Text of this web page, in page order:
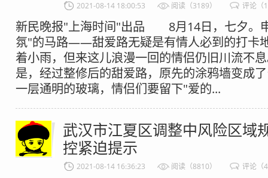
2021-08-14 18:00:53 阅读（3189） 评论（
新民晚报"上海时间"出品 8月14日，七夕。
氛"的马路——甜爱路无疑是有情人必到的打卡
着小雨，但来这儿浪漫一回的情侣仍旧川流
是，经过整修后的甜爱路，原先的涂鸦墙变成
一层通明的玻璃，情侣们要留下"爱的...
武汉市江夏区调整中风险区域
控紧迫提示
2021-08-14 16:36:23 阅读（8810） 评论（